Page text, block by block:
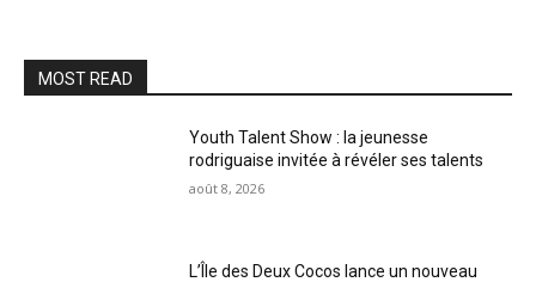
MOST READ
Youth Talent Show : la jeunesse
rodriguaise invitée à révéler ses talents
août 8, 2026
L’Île des Deux Cocos lance un nouveau